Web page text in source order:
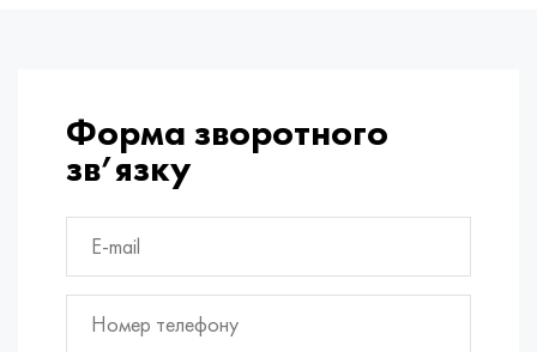
Форма зворотного
зв’язку